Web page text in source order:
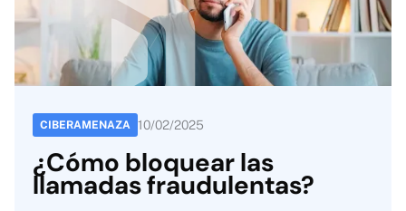
CIBERAMENAZA 10/02/2025
¿Cómo bloquear las
llamadas fraudulentas?